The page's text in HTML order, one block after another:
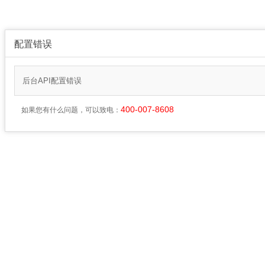
配置错误
后台API配置错误
如果您有什么问题，可以致电： 400-007-8608